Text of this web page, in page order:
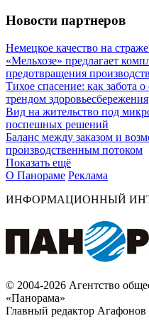
Новости партнеров
Немецкое качество на
«Мельхозе» предлагает
предотвращения
Тихое спасение: как забота
трендом здоровьесбережения
Вид на жительство под
поспешных решений
Баланс между заказом и
производственным потоком
Показать ещё
О Панораме Реклама
ИНФОРМАЦИОННЫЙ
© 2004-2026 Агентство
«Панорама»
Главный редактор